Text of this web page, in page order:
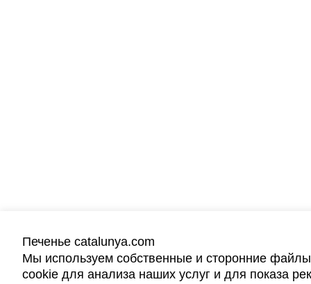
Печенье catalunya.com
Мы используем собственные и сторонние файлы
cookie для анализа наших услуг и для показа